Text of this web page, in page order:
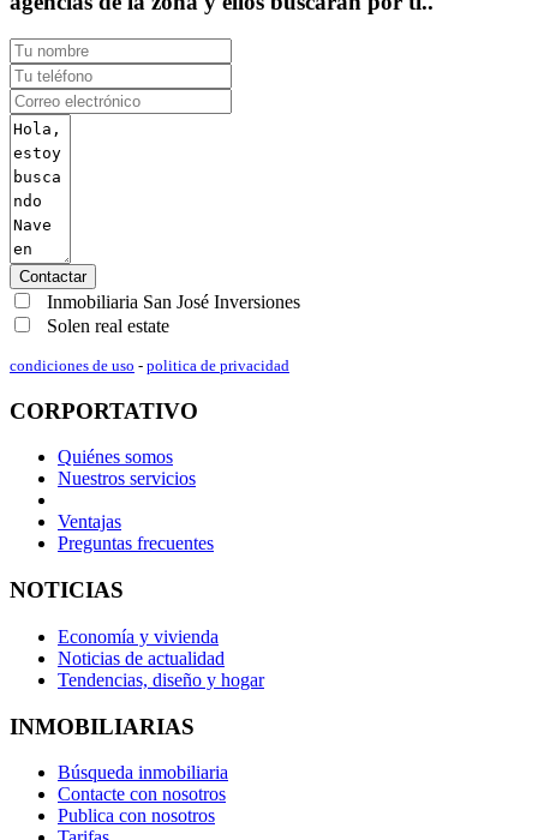
Contactar
Inmobiliaria San José Inversiones
Solen real estate
condiciones de uso - politica de privacidad
CORPORTATIVO
Quiénes somos
Nuestros servicios
Ventajas
Preguntas frecuentes
NOTICIAS
Economía y vivienda
Noticias de actualidad
Tendencias, diseño y hogar
INMOBILIARIAS
Búsqueda inmobiliaria
Contacte con nosotros
Publica con nosotros